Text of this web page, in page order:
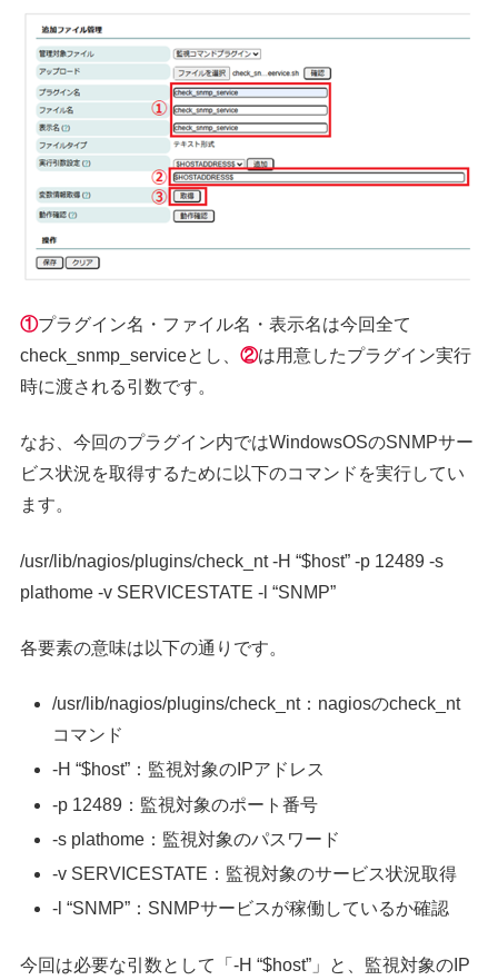
①プラグイン名・ファイル名・表示名は今回全て
check_snmp_serviceとし、②は用意したプラグイン実行
時に渡される引数です。
なお、今回のプラグイン内ではWindowsOSのSNMPサー
ビス状況を取得するために以下のコマンドを実行してい
ます。
/usr/lib/nagios/plugins/check_nt -H “$host” -p 12489 -s
plathome -v SERVICESTATE -l “SNMP”
各要素の意味は以下の通りです。
/usr/lib/nagios/plugins/check_nt：nagiosのcheck_nt
コマンド
-H “$host”：監視対象のIPアドレス
-p 12489：監視対象のポート番号
-s plathome：監視対象のパスワード
-v SERVICESTATE：監視対象のサービス状況取得
-l “SNMP”：SNMPサービスが稼働しているか確認
今回は必要な引数として「-H “$host”」と、監視対象のIP